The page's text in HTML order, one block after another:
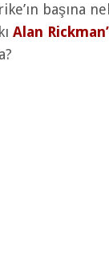
başına
Alan